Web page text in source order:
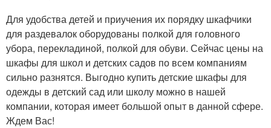
Для удобства детей и приучения их порядку шкафчики
для раздевалок оборудованы полкой для головного
убора, перекладиной, полкой для обуви. Сейчас цены на
шкафы для школ и детских садов по всем компаниям
сильно разнятся. Выгодно купить детские шкафы для
одежды в детский сад или школу можно в нашей
компании, которая имеет большой опыт в данной сфере.
Ждем Вас!